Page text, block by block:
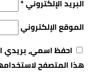
البريد الإلكتروني*
الموقع الإلكتروني
احفظ اسمي، بريدي
هذا المتصفح